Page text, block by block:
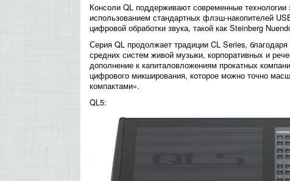
Консоли QL поддерживают современные
использованием стандартных флэш-накопителей
цифровой обработки звука, такой как Steinberg
Серия QL продолжает традиции CL Series,
средних систем живой музыки, корпоративных и
дополнение к капиталовложениям прокатных
цифрового микширования, которое можно точно
компактами».
QL5: